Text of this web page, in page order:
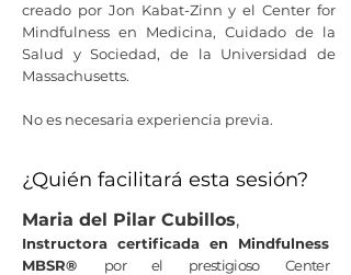
creado por Jon Kabat-Zinn y el Center for
Mindfulness en Medicina, Cuidado de la
Salud y Sociedad, de la Universidad de
Massachusetts.
No es necesaria experiencia previa.
¿Quién facilitará esta sesión?
Maria del Pilar Cubillos,
Instructora certificada en Mindfulness
MBSR® por el prestigioso Center